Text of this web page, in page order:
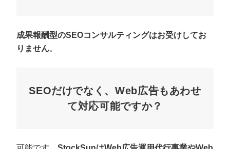
成果報酬型のSEOコンサルティングはお受けしてお
りません。
SEOだけでなく、Web広告もあわせ
て対応可能ですか？